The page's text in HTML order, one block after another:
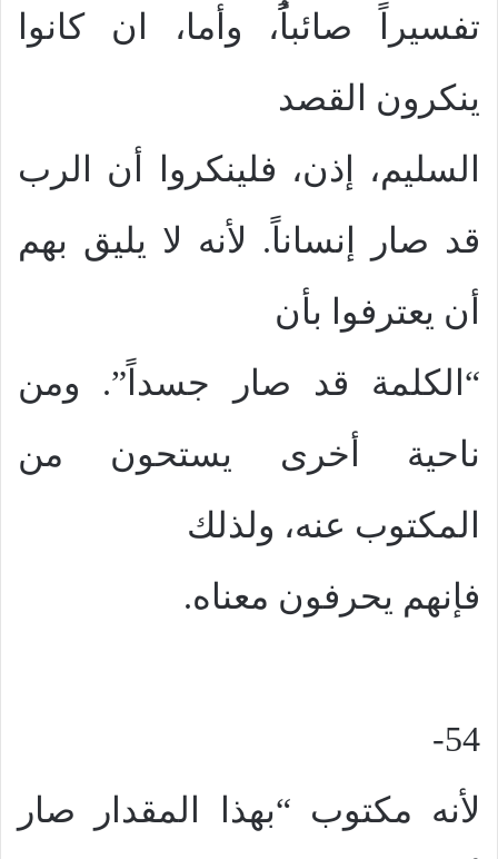
تفسيراً صائباًُ، وأما، ان كانوا
ينكرون القصد
السليم، إذن، فلينكروا أن الرب
قد صار إنساناً. لأنه لا يليق بهم
أن يعترفوا بأن
“الكلمة قد صار جسداً”. ومن
ناحية أخرى يستحون من
المكتوب عنه، ولذلك
فإنهم يحرفون معناه.
54-
لأنه مكتوب “بهذا المقدار صار